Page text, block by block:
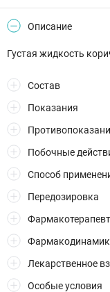
Описание
Густая жидкость
Состав
Показания
Побочные
Способ
Передозировка
Лекарственное
Особые условия